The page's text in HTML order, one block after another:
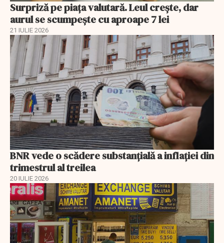
Surpriză pe piața valutară. Leul crește, dar
aurul se scumpește cu aproape 7 lei
21 IULIE 2026
BNR vede o scădere substanţială a inflaţiei din
trimestrul al treilea
20 IULIE 2026